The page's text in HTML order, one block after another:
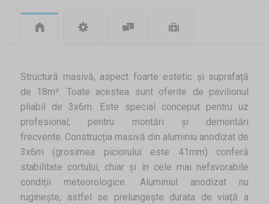
Structură masivă, aspect foarte estetic și suprafață
de 18m². Toate acestea sunt oferite de pavilionul
pliabil de 3x6m. Este special conceput pentru uz
profesional, pentru montări și demontări
frecvente. Construcția masivă din aluminiu anodizat de
3x6m (grosimea piciorului este 41mm) conferă
stabilitate cortului, chiar și în cele mai nefavorabile
condiții meteorologice. Aluminiul anodizat nu
ruginește, astfel se prelungește durata de viață a